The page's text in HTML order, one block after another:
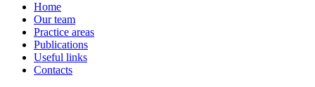
Home
Our team
Practice areas
Publications
Useful links
Contacts